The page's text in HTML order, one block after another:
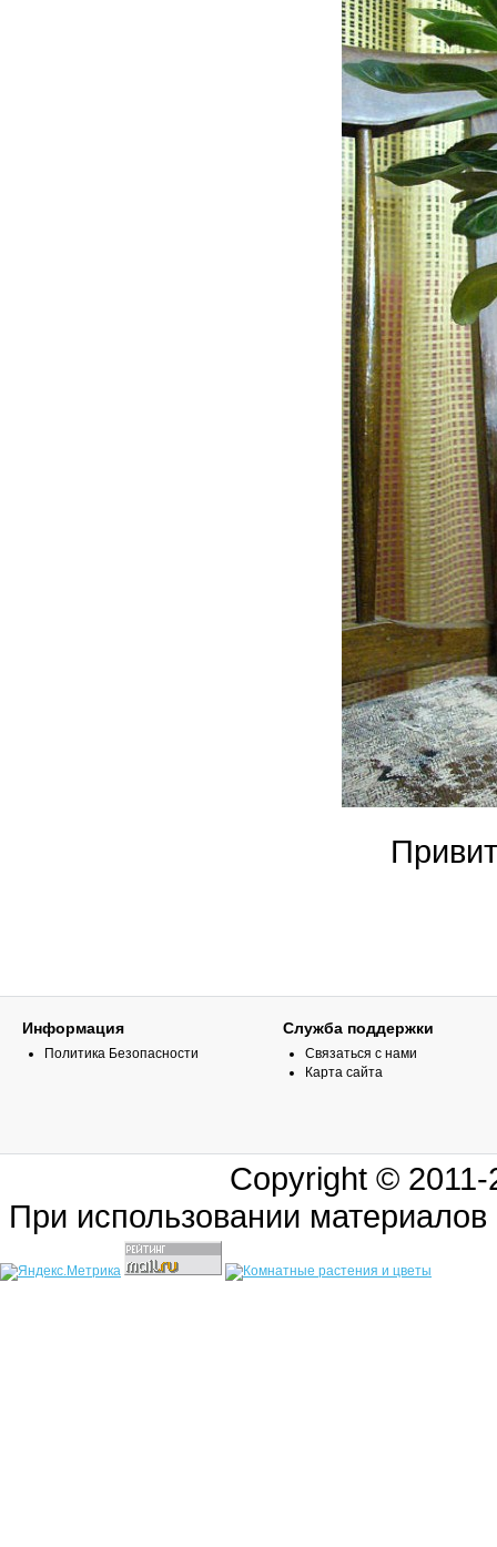
Информация
Политика Безопасности
Служба поддержки
Связаться с нами
Карта сайта
Copyright ©
При использовании